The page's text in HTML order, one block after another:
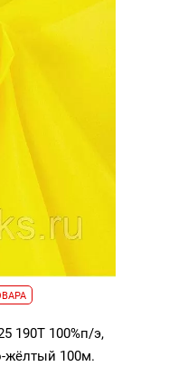
190Т 100%п/э,
жёлтый 100м.